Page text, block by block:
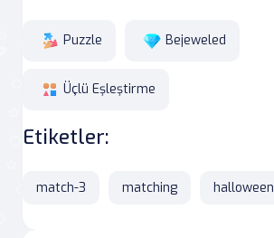
Puzzle Bejeweled
Üçlü Eşleştirme
Etiketler:
match-3 matching halloween